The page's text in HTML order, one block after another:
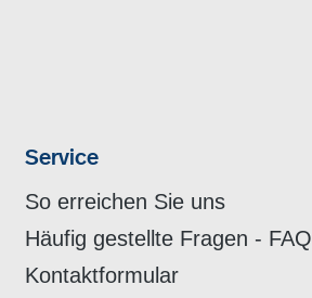
Service
So erreichen Sie uns
Häufig gestellte Fragen - FAQ
Kontaktformular